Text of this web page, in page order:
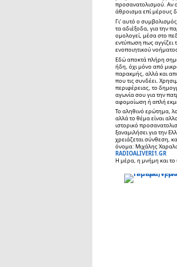
προσανατολισμού. Αν
άθροισμα επί μέρους
Γι’ αυτό ο
τα αδιέξοδα, για την
ομολογεί, μέσα στο
εντύπωση πως αγγίζει
ενοποιητικού
Εδώ αποκτά πλήρη
ήδη, όχι μόνο από
παρακμής, αλλά και
που τις συνδέει.
περιφέρειας, το
αγωνία σου για την
αφομοίωση ή απλή
Το αληθινό ερώτημα,
αλλά το θέμα είναι
ιστορικό
ξαναμιλήσει για την
χρειάζεται σύνθεση,
όνομα: Μιχάλης
RADIOALIVERI1.GR
Η μέρα, η μνήμη και το